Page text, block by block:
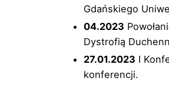
Gdańskiego
04.2023
Dystrofią
27.01.2023 I
konferencji.